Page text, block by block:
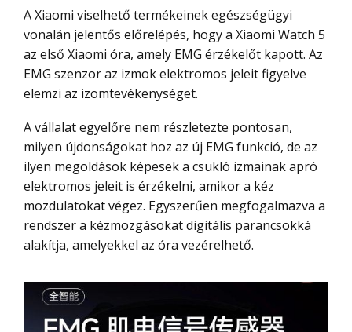
A Xiaomi viselhető termékeinek egészségügyi
vonalán jelentős előrelépés, hogy a Xiaomi Watch 5
az első Xiaomi óra, amely EMG érzékelőt kapott. Az
EMG szenzor az izmok elektromos jeleit figyelve
elemzi az izomtevékenységet.
A vállalat egyelőre nem részletezte pontosan,
milyen újdonságokat hoz az új EMG funkció, de az
ilyen megoldások képesek a csukló izmainak apró
elektromos jeleit is érzékelni, amikor a kéz
mozdulatokat végez. Egyszerűen megfogalmazva a
rendszer a kézmozgásokat digitális parancsokká
alakítja, amelyekkel az óra vezérelhető.